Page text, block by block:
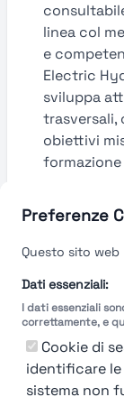
Preferenze
Questo sito web
Dati essenziali:
I dati essenziali
correttamente, e
Cookie di
identificare le
sistema non
linea col
e
Electric
sviluppa
trasversali,
obiettivi
Guarda